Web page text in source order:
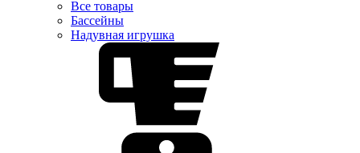
Все товары
Бассейны
Надувная игрушка